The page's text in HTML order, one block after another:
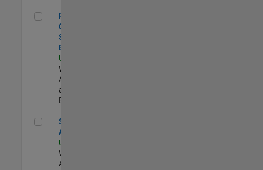
Principal Cloud Software Engineer
Principal
Cloud
Software
Engineer
US-MA-Natick
Web
Applications
and Services |
Experimentado
Senior Applied AI Engineer
Senior Applied
AI Engineer
US-MA-Natick
Web
Applications